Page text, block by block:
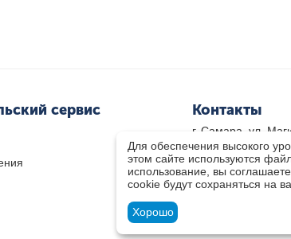
сервис Контакты
г. Самара, ул.
8 800-333-33-79
8(846)-211-03-15
Пн-Пт 8.30 -
zakaz@teplocity.com
Для обеспечения высокого
этом сайте используются
использование, вы
cookie будут сохраняться на
Хорошо